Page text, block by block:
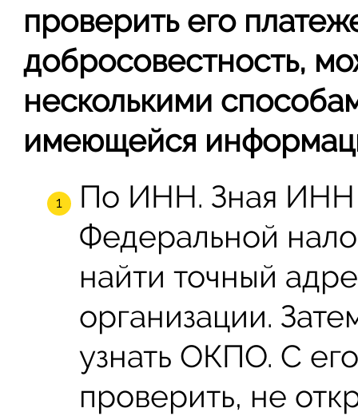
проверить его
добросовестность,
несколькими
имеющейся
По ИНН. Зная ИНН
Федеральной
найти точный
организации.
узнать ОКПО. С
проверить, не